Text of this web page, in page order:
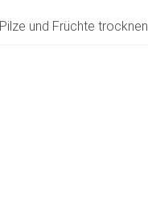
Pilze und Früchte trocknen